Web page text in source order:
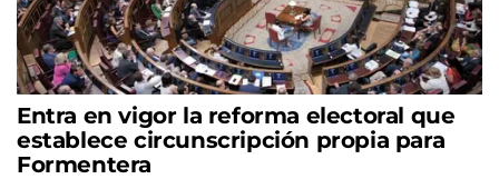
Entra en vigor la reforma electoral que
establece circunscripción propia para
Formentera